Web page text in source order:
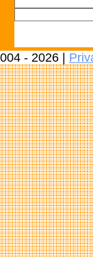
- 2026 |